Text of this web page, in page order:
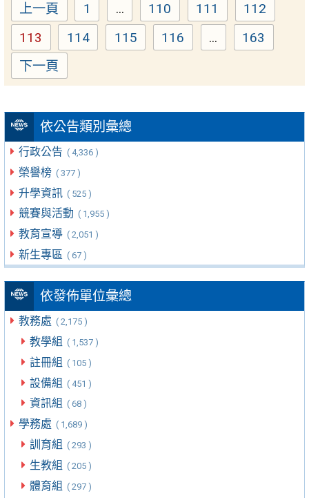
依公告類別彙總
行政公告 ( 4,336 )
榮譽榜 ( 377 )
升學資訊 ( 525 )
競賽與活動 ( 1,955 )
教育宣導 ( 2,051 )
新生專區 ( 67 )
依發佈單位彙總
教務處 ( 2,175 )
教學組 ( 1,537 )
註冊組 ( 105 )
設備組 ( 451 )
資訊組 ( 68 )
學務處 ( 1,689 )
訓育組 ( 293 )
生教組 ( 205 )
體育組 ( 297 )
上一頁 Page
1 ... Page
110 Page
111 Page
112
Page
113 Page
114 Page
115 Page
116 ... Page
163
下一頁